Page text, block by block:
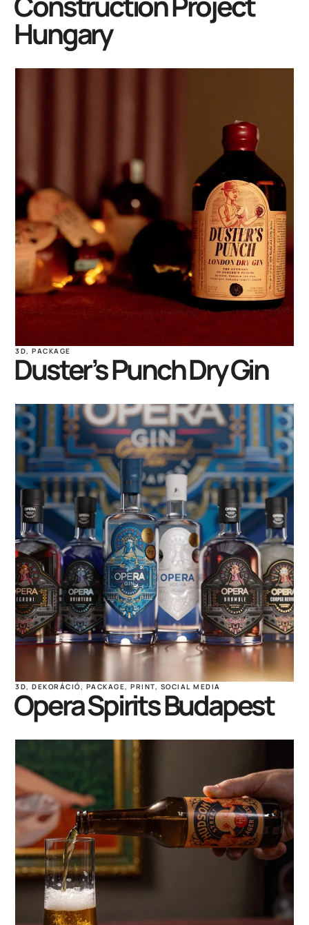
Hungary
3D,PACKAGE
Duster’s Punch Dry Gin
3D,DEKORÁCIÓ, PACKAGE,PRINT, SOCIAL MEDIA
Opera Spirits Budapest